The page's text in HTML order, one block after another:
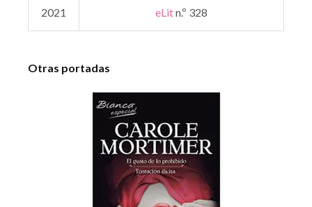
2021 eLitn.º 328
Otras portadas